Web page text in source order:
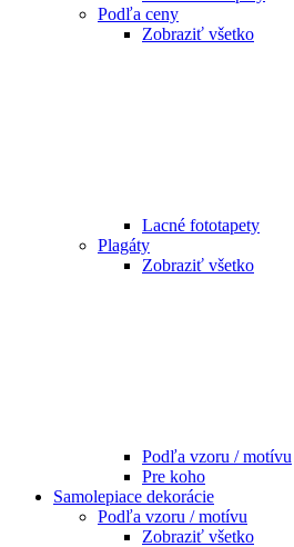
Podľa ceny
Zobraziť všetko
Lacné fototapety
Plagáty
Zobraziť všetko
Podľa vzoru / motívu
Pre koho
Samolepiace dekorácie
Podľa vzoru / motívu
Zobraziť všetko